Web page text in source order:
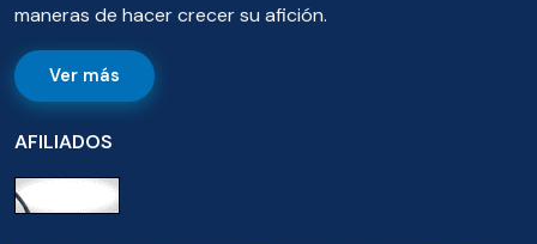
maneras de hacer crecer su afición.
Ver más
AFILIADOS